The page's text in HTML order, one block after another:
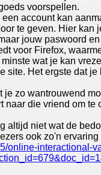
voorspellen.
account kan
te geven. Hier kan
jouw paswoord
voor Firefox,
wat je kan
site. Het ergste dat
zo wantrouwend
naar die vriend om
altijd niet wat de
ook zo'n
online-interactional-